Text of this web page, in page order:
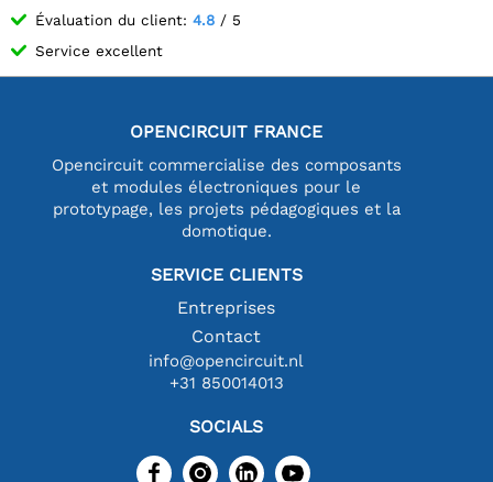
Évaluation du client: 4.8 / 5
Service excellent
OPENCIRCUIT FRANCE
Opencircuit commercialise des composants
et modules électroniques pour le
prototypage, les projets pédagogiques et la
domotique.
SERVICE CLIENTS
Entreprises
Contact
info@opencircuit.nl
+31 850014013
SOCIALS